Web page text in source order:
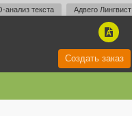
анализ текста Адвего Лингвист
A
Создать заказ